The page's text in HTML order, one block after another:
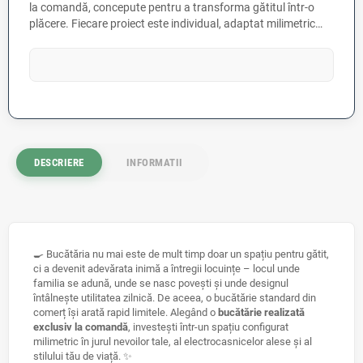
la comandă, concepute pentru a transforma gătitul într-o
plăcere. Fiecare proiect este individual, adaptat milimetric
inteligente de organizare și feronerie de top (sisteme soft-
asigurând o culisare fluidă și silențioasă. Creează-ți
bucătăria ideală, unde designul rafinat întâlnește
DESCRIERE INFORMATII
🍳 Bucătăria nu mai este de mult timp doar un spațiu pentru gătit,
ci a devenit adevărata inimă a întregii locuințe – locul unde
familia se adună, unde se nasc povești și unde designul
întâlnește utilitatea zilnică. De aceea, o bucătărie standard din
comerț își arată rapid limitele. Alegând o bucătărie realizată
exclusiv la comandă, investești într-un spațiu configurat
milimetric în jurul nevoilor tale, al electrocasnicelor alese și al
stilului tău de viață. ✨